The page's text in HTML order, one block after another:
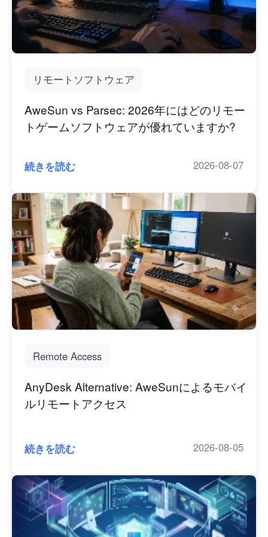
工業製造
チェーン小売
Asia
中國香港
繁體中文
中國澳門
繁體中文
中國台灣 日本
한국
한국어
Malaysia
English
ไทย
English
Philippines
English
Singapore
English
Indonesia
English
Қазақстан
Русский
Узбекистан
Русский
Кыргызстан
Русский
United Kingdom
Россия
Русский
Белару́сь
English
English
North America
お問い合わせ
スマートハードウェア
リモートソフトウェア
AweSun vs Parsec: 2026年にはどのリモー
トゲームソフトウェアが優れていますか?
続きを読む 2026-08-07
Remote Access
AnyDesk Alternative: AweSunによるモバイ
ルリモートアクセス
続きを読む 2026-08-05